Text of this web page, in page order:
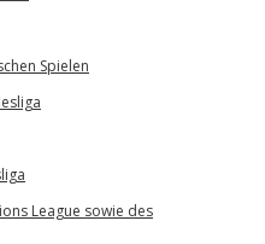
Spielen
League sowie des